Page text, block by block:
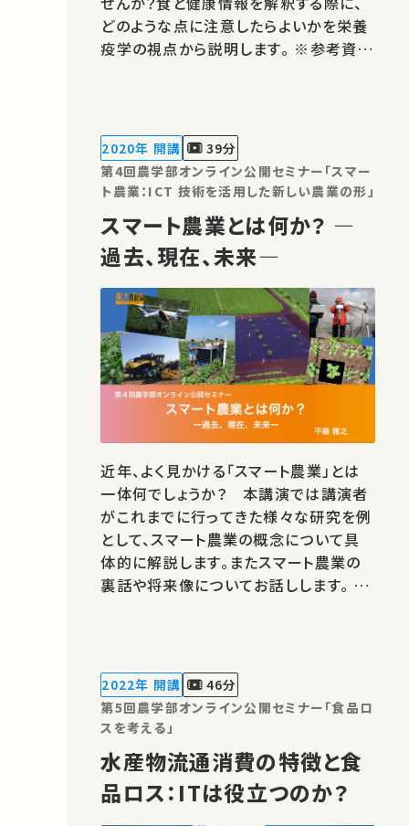
どのような点に注意したらよいかを栄養
疫学の視点から説明します。 ※参考資料
るミニレクチャプログラム」は、図書館で
のアクティブラーニング実践…
2020年 開講
39分
第4回農学部オンライン公開セミナー「スマー
ト農業：ICT 技術を活用した新しい農業の形」
スマート農業とは何か？ ―
過去、現在、未来―
近年、よく見かける「スマート農業」とは
一体何でしょうか？ 本講演では講演者
がこれまでに行ってきた様々な研究を例
として、スマート農業の概念について具
体的に解説します。またスマート農業の
裏話や将来像についてお話しします。 ★
願いします。 運営・著作権処理・映像編
集：東京大学 大学総合教育研究…
2022年 開講
46分
第5回農学部オンライン公開セミナー「食品ロ
スを考える」
水産物流通消費の特徴と食
品ロス：ITは役立つのか？